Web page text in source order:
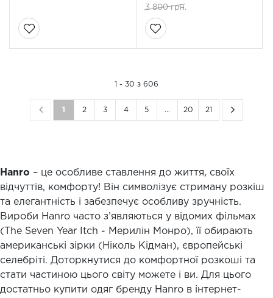
3 800 грн.
1 - 30 з 606
1 2 3 4 5 ... 20 21
Hanro – це особливе ставлення до життя, своїх
відчуттів, комфорту! Він символізує стриману розкіш
та елегантність і забезпечує особливу зручність.
Вироби Hanro часто з’являються у відомих фільмах
(The Seven Year Itch - Мерилін Монро), її обирають
американські зірки (Ніколь Кідман), європейські
селебріті. Доторкнутися до комфортної розкоші та
стати частиною цього світу можете і ви. Для цього
достатньо купити одяг бренду Hanro в інтернет-